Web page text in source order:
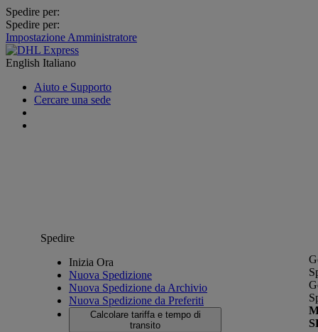
Spedire per:
Spedire per:
Impostazione Amministratore
English Italiano
Aiuto e Supporto
Cercare una sede
Spedire
Inizia Ora
Nuova Spedizione
Nuova Spedizione da Archivio
Nuova Spedizione da Preferiti
Calcolare tariffa e tempo di
transito